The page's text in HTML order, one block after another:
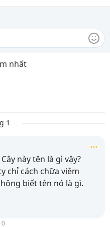
nhất
1
này tên là gì vậy?
chỉ cách chữa viêm
biết tên nó là gì.
0